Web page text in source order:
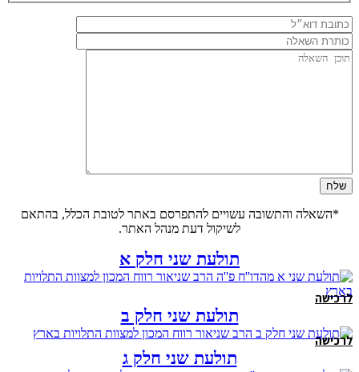
*השאלה והתשובה עשויים להתפרסם באתר לטובת הכלל, בהתאם
לשיקול דעת מנהל האתר.
תולעת שני חלק א
לרכישה
תולעת שני חלק ב
לרכישה
תולעת שני חלק ג